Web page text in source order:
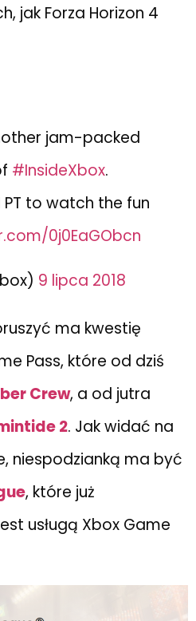
jak Forza Horizon 4
jam-packed
#InsideXbox.
PT to watch the fun
0j0EaGObcn
9 lipca 2018
ma kwestię
Pass, które od dziś
Crew, a od jutra
2. Jak widać na
niespodzianką ma być
, które już
usługą Xbox Game